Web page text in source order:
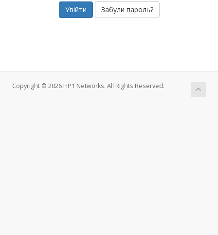
Забули пароль?
Copyright © 2026 HP1 Networks. All Rights Reserved.